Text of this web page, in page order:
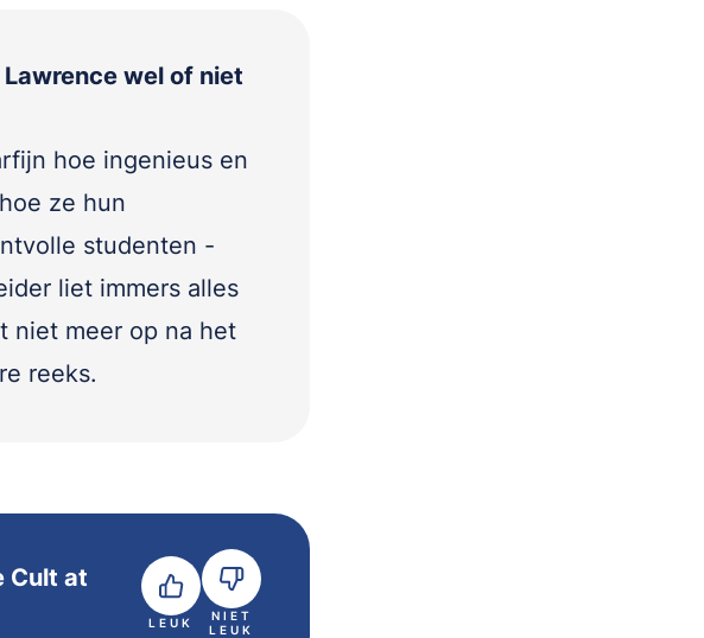
wel of niet
hoe ingenieus en
ze hun
studenten -
liet immers alles
niet meer op na het
reeks.
Cult at
LEUK
NIET
LEUK